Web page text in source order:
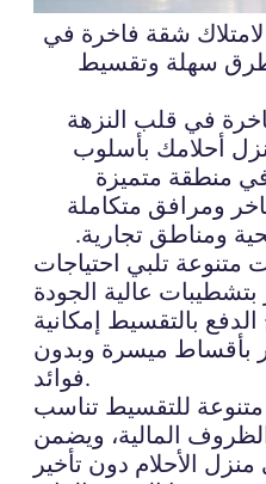
شقة فاخرة في
سهلة وتقسيط
في قلب النزهة
أحلامك بأسلوب
منطقة متميزة
ومرافق متكاملة
ومناطق تجارية.
تلبي احتياجات
بتشطيبات عالية الجودة
الدفع بالتقسيط إمكانية
بأقساط ميسرة وبدون
فوائد.
للتقسيط تناسب
المالية، ويضمن